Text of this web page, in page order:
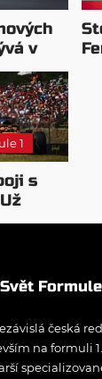
v
1
s
Formule
česká
na formuli